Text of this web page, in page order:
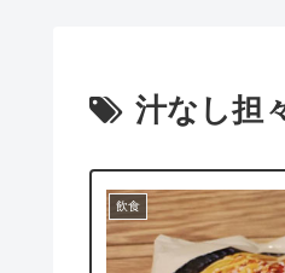
汁なし担
飲食